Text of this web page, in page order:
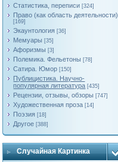
Статистика, переписи [324]
Право (как область деятельности)
[169]
Экаунтология [36]
Мемуары [35]
Афоризмы [3]
Полемика. Фельетоны [78]
Сатира. Юмор [150]
Публицистика. Научно-
популярная литература [435]
Рецензии, отзывы, обзоры [747]
Художественная проза [14]
Поэзия [18]
Другое [388]
Случайная Картинка